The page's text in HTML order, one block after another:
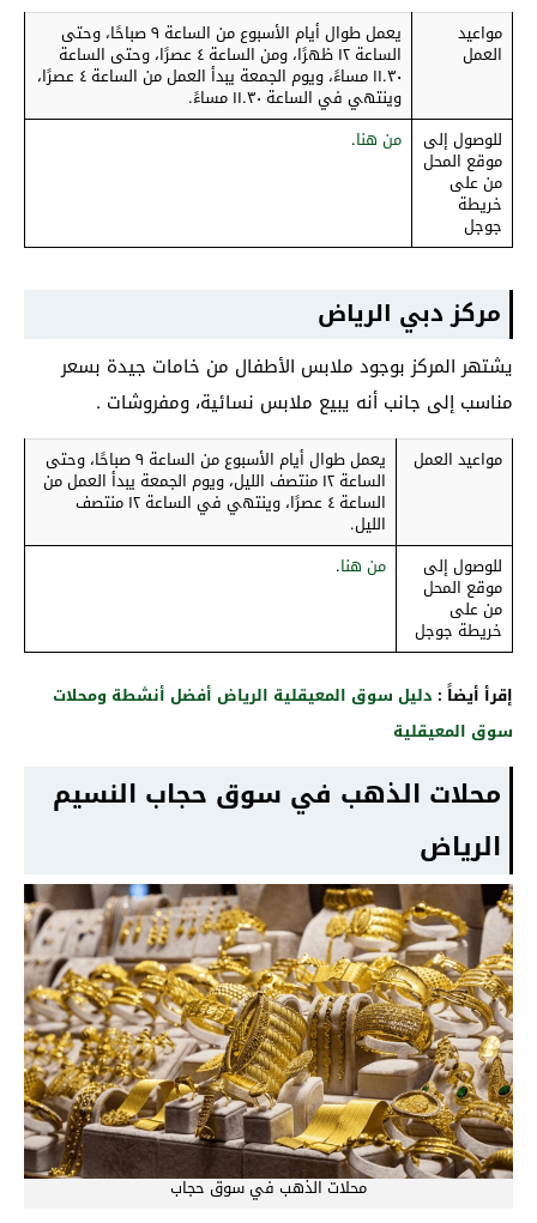
مواعيد
العمل
يعمل طوال أيام الأسبوع من الساعة ٩ صباحًا، وحتى
الساعة ١٢ ظهرًا، ومن الساعة ٤ عصرًا، وحتى الساعة
١١.٣٠ مساءً، ويوم الجمعة يبدأ العمل من الساعة ٤ عصرًا،
وينتهي في الساعة ١١.٣٠ مساءً.
للوصول إلى
موقع المحل
من على
خريطة
جوجل
من هنا.
مركز دبي الرياض
يشتهر المركز بوجود ملابس الأطفال من خامات جيدة بسعر
مناسب إلى جانب أنه يبيع ملابس نسائية، ومفروشات .
مواعيد العمل يعمل طوال أيام الأسبوع من الساعة ٩ صباحًا، وحتى
الساعة ١٢ منتصف الليل، ويوم الجمعة يبدأ العمل من
الساعة ٤ عصرًا، وينتهي في الساعة ١٢ منتصف
الليل.
للوصول إلى
موقع المحل
من على
خريطة جوجل
من هنا.
إقرأ أيضاً : دليل سوق المعيقلية الرياض أفضل أنشطة ومحلات
سوق المعيقلية
محلات الذهب في سوق حجاب النسيم
الرياض
محلات الذهب في سوق حجاب